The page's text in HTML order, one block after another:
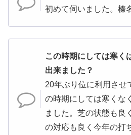
初めて伺いました。榛
この時期にしては寒く
出来ました？
20年ぶり位に利用させ
の時期にしては寒くな
ました。芝の状態も良
の対応も良く今年の打